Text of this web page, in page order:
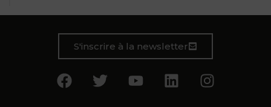
S'inscrire à la newsletter